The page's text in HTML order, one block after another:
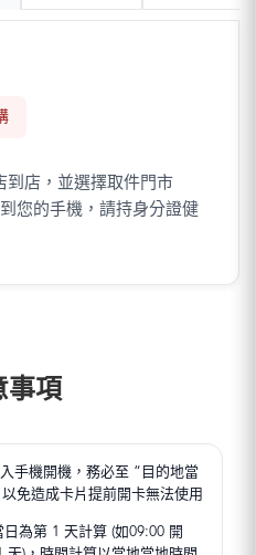
到店，並選擇取件門市
您的手機，請持身分證健
事項
手機開機，務必至 “目的地當
免造成卡片提前開卡無法使用
為第 1 天計算 (如09:00 開